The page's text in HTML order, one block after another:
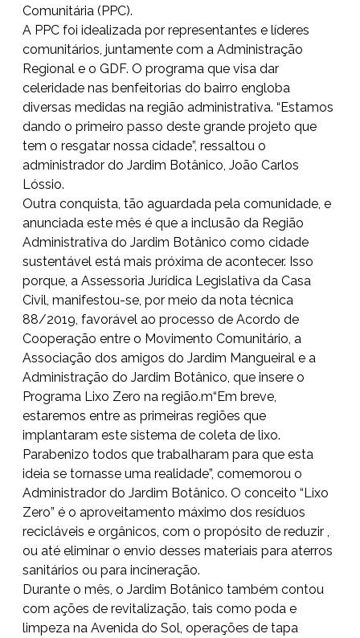
Comunitária (PPC).
A PPC foi idealizada por representantes e líderes
comunitários, juntamente com a Administração
Regional e o GDF. O programa que visa dar
celeridade nas benfeitorias do bairro engloba
diversas medidas na região administrativa. “Estamos
dando o primeiro passo deste grande projeto que
tem o resgatar nossa cidade”, ressaltou o
administrador do Jardim Botânico, João Carlos
Lóssio.
Outra conquista, tão aguardada pela comunidade, e
anunciada este mês é que a inclusão da Região
Administrativa do Jardim Botânico como cidade
sustentável está mais próxima de acontecer. Isso
porque, a Assessoria Jurídica Legislativa da Casa
Civil, manifestou-se, por meio da nota técnica
88/2019, favorável ao processo de Acordo de
Cooperação entre o Movimento Comunitário, a
Associação dos amigos do Jardim Mangueiral e a
Administração do Jardim Botânico, que insere o
Programa Lixo Zero na região.m“Em breve,
estaremos entre as primeiras regiões que
implantaram este sistema de coleta de lixo.
Parabenizo todos que trabalharam para que esta
ideia se tornasse uma realidade”, comemorou o
Administrador do Jardim Botânico. O conceito “Lixo
Zero” é o aproveitamento máximo dos resíduos
recicláveis e orgânicos, com o propósito de reduzir ,
ou até eliminar o envio desses materiais para aterros
sanitários ou para incineração.
Durante o mês, o Jardim Botânico também contou
com ações de revitalização, tais como poda e
limpeza na Avenida do Sol, operações de tapa